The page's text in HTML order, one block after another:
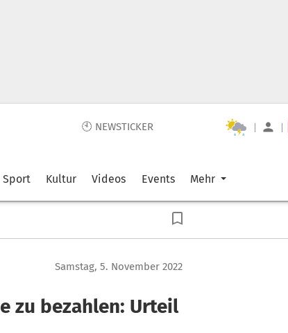
🕙 NEWSTICKER | |
Sport Kultur Videos Events Mehr
Samstag, 5. November 2022
zu bezahlen: Urteil